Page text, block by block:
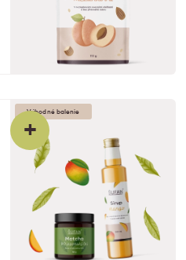
+
Výhodné balenie